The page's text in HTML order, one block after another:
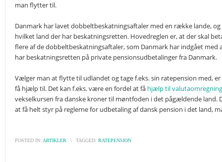
man flytter til.
Danmark har lavet dobbeltbeskatningsaftaler med en række lande,
hvilket land der har beskatningsretten. Hovedreglen er, at der skal
flere af de dobbeltbeskatningsaftaler, som Danmark har indgået
har beskatningsretten på private pensionsudbetalinger fra Danmark.
Vælger man at flytte til udlandet og tage f.eks. sin ratepension med,
få hjælp til. Det kan f.eks. være en fordel at få hjælp til valutaomregning
vekselkursen fra danske kroner til møntfoden i det pågældende land.
at få helt styr på reglerne for udbetaling af dansk pension i det land,
POSTED IN: ARTIKLER \ TAGGED: RATEPENSION